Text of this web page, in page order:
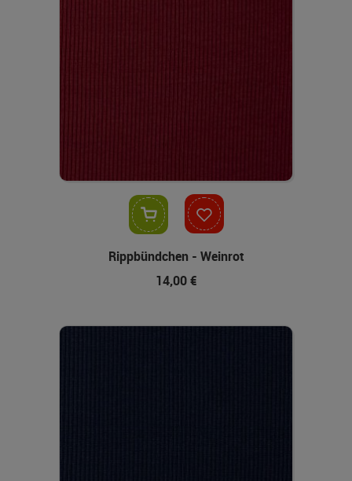
Rippbündchen - Weinrot
14,00 €